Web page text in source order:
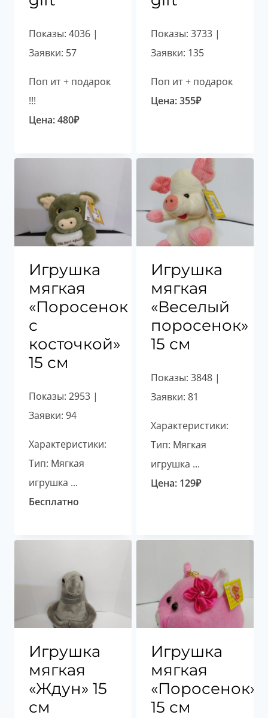
Показы: 4036 |
Заявки: 57
Поп ит + подарок
!!!
Цена:480₽
Показы: 3733 |
Заявки: 135
Поп ит + подарок
Цена:355₽
Игрушка
мягкая
«Поросенок
с
косточкой»
15 см
Показы: 2953 |
Заявки: 94
Характеристики:
Тип: Мягкая
игрушка ...
Бесплатно
Игрушка
мягкая
«Веселый
поросенок»
15 см
Показы: 3848 |
Заявки: 81
Характеристики:
Тип: Мягкая
игрушка ...
Цена: 129₽
Игрушка
мягкая
«Ждун» 15
см
Игрушка
мягкая
«Поросенок»
15 см